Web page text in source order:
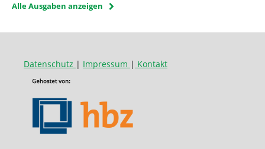
Alle Ausgaben anzeigen
Datenschutz | Impressum | Kontakt